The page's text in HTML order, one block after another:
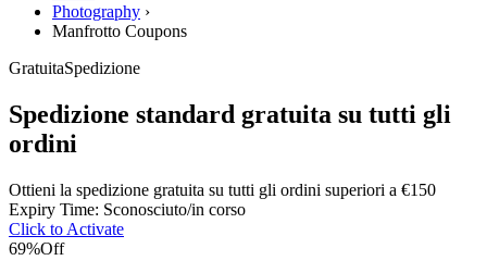
Photography ›
Manfrotto Coupons
GratuitaSpedizione
Spedizione standard gratuita su tutti gli
ordini
Ottieni la spedizione gratuita su tutti gli ordini superiori a €150
Expiry Time: Sconosciuto/in corso
Click to Activate
69%Off